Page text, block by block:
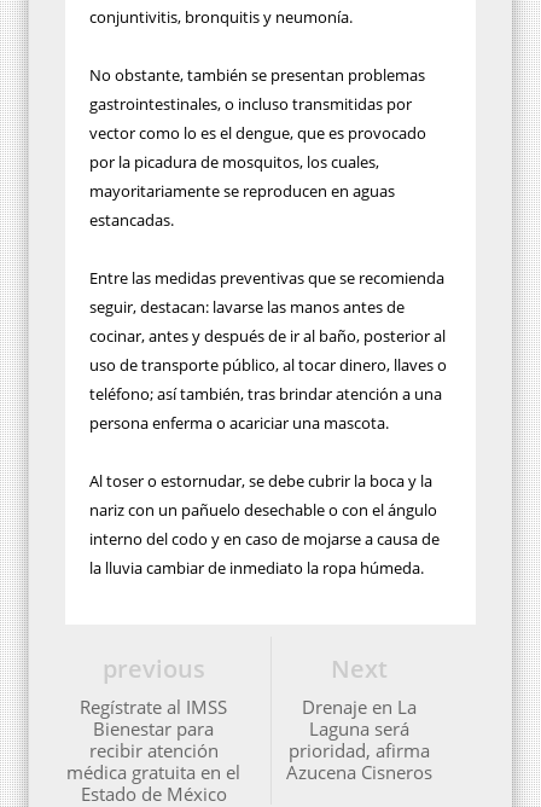
conjuntivitis, bronquitis y neumonía.
No obstante, también se presentan problemas
gastrointestinales, o incluso transmitidas por
vector como lo es el dengue, que es provocado
por la picadura de mosquitos, los cuales,
mayoritariamente se reproducen en aguas
estancadas.
Entre las medidas preventivas que se recomienda
seguir, destacan: lavarse las manos antes de
cocinar, antes y después de ir al baño, posterior al
uso de transporte público, al tocar dinero, llaves o
teléfono; así también, tras brindar atención a una
persona enferma o acariciar una mascota.
Al toser o estornudar, se debe cubrir la boca y la
nariz con un pañuelo desechable o con el ángulo
interno del codo y en caso de mojarse a causa de
la lluvia cambiar de inmediato la ropa húmeda.
Next
Drenaje en La
Laguna será
prioridad, afirma
Azucena Cisneros
previous
Regístrate al IMSS
Bienestar para
recibir atención
médica gratuita en el
Estado de México